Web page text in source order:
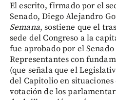
El escrito, firmado por el
Senado, Diego Alejandro
Semana, sostiene que el
sede del Congreso a la
fue aprobado por el
Representantes con
(que señala que el
del Capitolio en
votación de los